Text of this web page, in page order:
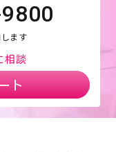
ます
相談
ト